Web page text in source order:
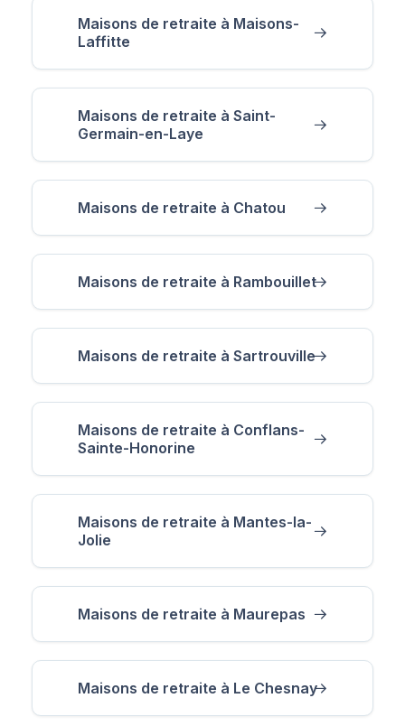
Maisons de retraite à Maisons-
Laffitte
Maisons de retraite à Saint-
Germain-en-Laye
Maisons de retraite à Chatou
Maisons de retraite à Rambouillet
Maisons de retraite à Sartrouville
Maisons de retraite à Conflans-
Sainte-Honorine
Maisons de retraite à Mantes-la-
Jolie
Maisons de retraite à Maurepas
Maisons de retraite à Le Chesnay